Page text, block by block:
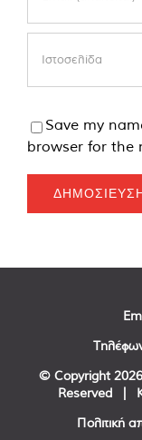
Save my
browser for the
© Copyright
Reserved |
Πολιτική